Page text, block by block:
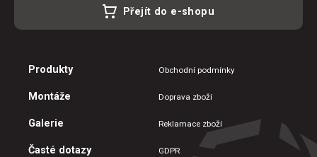
Přejít do e-shopu
Produkty
Montáže
Galerie
Časté dotazy
Obchodní podmínky
Doprava zboží
Reklamace zboží
GDPR